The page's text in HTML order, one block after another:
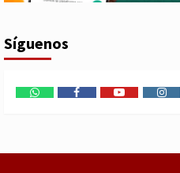
Síguenos
WhatsAppFacebookYoutube